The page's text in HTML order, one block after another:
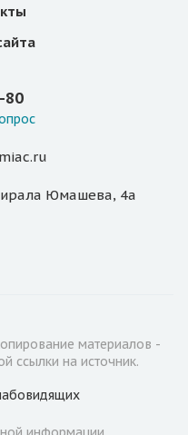
80
Юмашева, 4а
материалов -
ссылки на источник.